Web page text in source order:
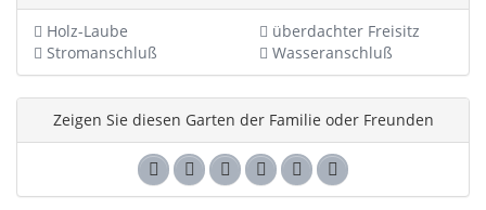
Holz-Laube
überdachter Freisitz
Stromanschluß
Wasseranschluß
Zeigen Sie diesen Garten der Familie oder Freunden